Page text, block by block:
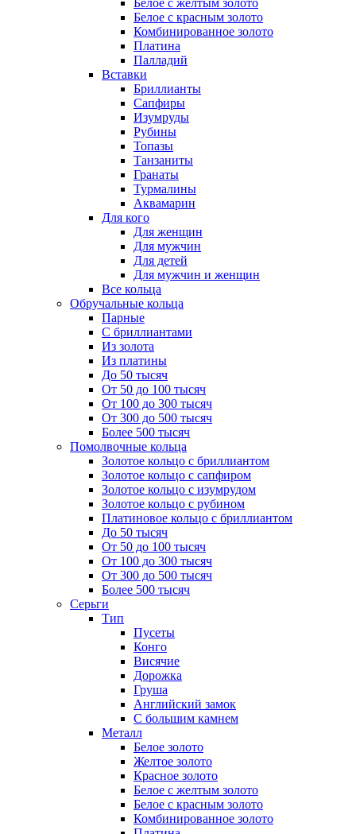
Белое с желтым золото
Белое с красным золото
Комбинированное золото
Платина
Палладий
Вставки
Бриллианты
Сапфиры
Изумруды
Рубины
Топазы
Танзаниты
Гранаты
Турмалины
Аквамарин
Для кого
Для женщин
Для мужчин
Для детей
Для мужчин и женщин
Все кольца
Обручальные кольца
Парные
С бриллиантами
Из золота
Из платины
До 50 тысяч
От 50 до 100 тысяч
От 100 до 300 тысяч
От 300 до 500 тысяч
Более 500 тысяч
Помолвочные кольца
Золотое кольцо с бриллиантом
Золотое кольцо с сапфиром
Золотое кольцо с изумрудом
Золотое кольцо с рубином
Платиновое кольцо с бриллиантом
До 50 тысяч
От 50 до 100 тысяч
От 100 до 300 тысяч
От 300 до 500 тысяч
Более 500 тысяч
Серьги
Тип
Пусеты
Конго
Висячие
Дорожка
Груша
Английский замок
С большим камнем
Металл
Белое золото
Желтое золото
Красное золото
Белое с желтым золото
Белое с красным золото
Комбинированное золото